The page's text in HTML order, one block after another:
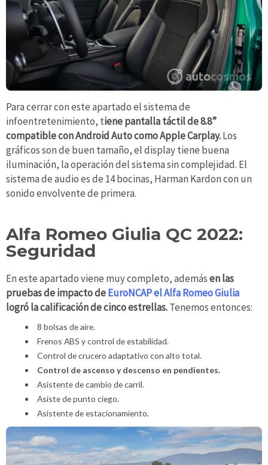
Para cerrar con este apartado el sistema de
infoentretenimiento, tiene pantalla táctil de 8.8”
compatible con Android Auto como Apple Carplay.Los
gráficos son de buen tamaño, el display tiene buena
iluminación, la operación del sistema sin complejidad. El
sistema de audio es de 14 bocinas, Harman Kardon con un
sonido envolvente de primera.
Alfa Romeo Giulia QC 2022:
Seguridad
En este apartado viene muy completo, ademásen las
pruebas de impacto deEuroNCAP el Alfa Romeo Giulia
logró la calificación de cinco estrellas.Tenemos entonces:
8 bolsas de aire.
Frenos ABS y control de estabilidad.
Control de crucero adaptativo con alto total.
Control de ascenso y descenso en pendientes.
Asistente de cambio de carril.
Asiste de punto ciego.
Asistente de estacionamiento.